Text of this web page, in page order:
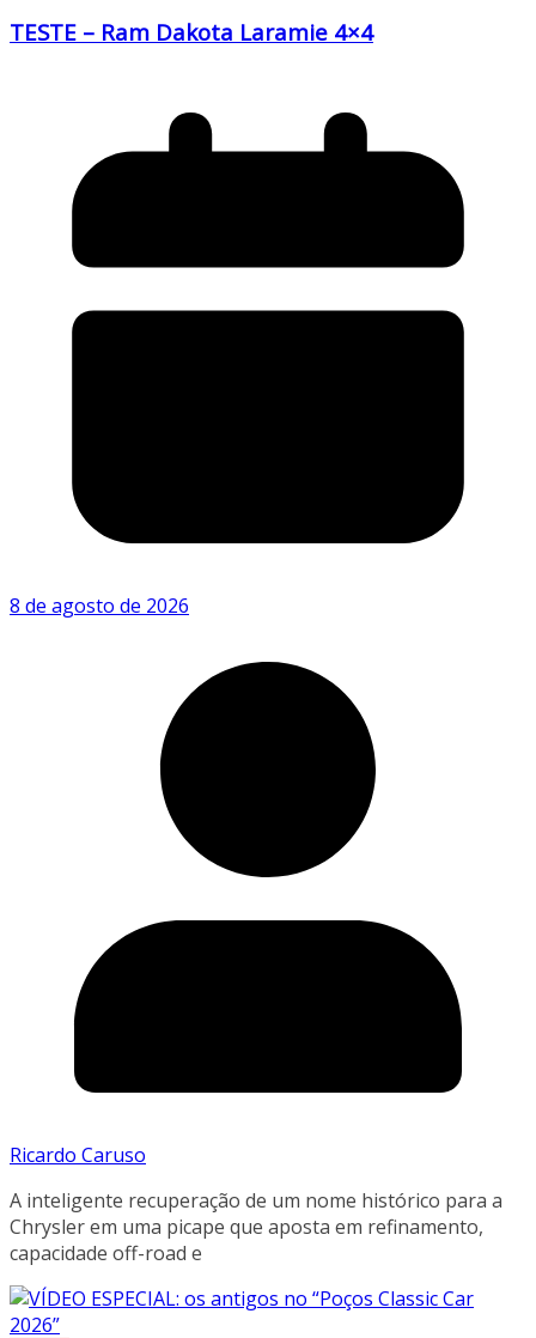
TESTE – Ram Dakota Laramie 4×4
8 de agosto de 2026
Ricardo Caruso
A inteligente recuperação de um nome histórico para a
Chrysler em uma picape que aposta em refinamento,
capacidade off-road e